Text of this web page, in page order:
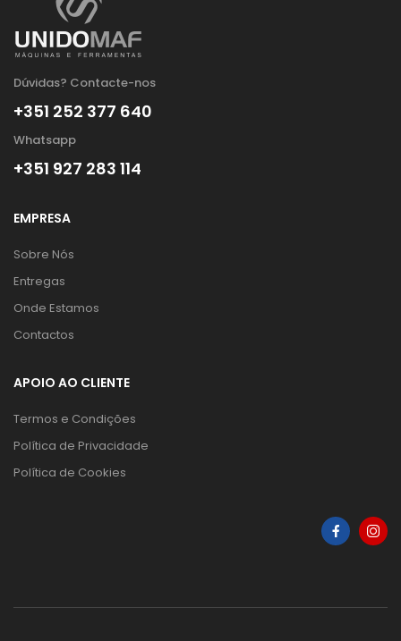
Dúvidas? Contacte-nos
+351 252 377 640
Whatsapp
+351 927 283 114
EMPRESA
Sobre Nós
Entregas
Onde Estamos
Contactos
APOIO AO CLIENTE
Termos e Condições
Política de Privacidade
Política de Cookies